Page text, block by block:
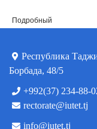
Подробный
Республика
Борбада, 48/5
+992(37) 234-88-
rectorate@iutet.tj
info@iutet.tj